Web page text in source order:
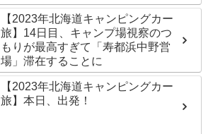
【2023年北海道キャンピングカー
旅】14日目、キャンプ場視察のつ
もりが最高すぎて「寿都浜中野営
場」滞在することに
【2023年北海道キャンピングカー
旅】本日、出発！